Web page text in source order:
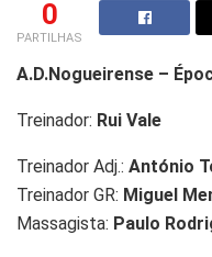
0
PARTILHAS
A.D.Nogueirense –
Treinador: Rui Vale
Treinador Adj.: António
Treinador GR: Miguel
Massagista: Paulo